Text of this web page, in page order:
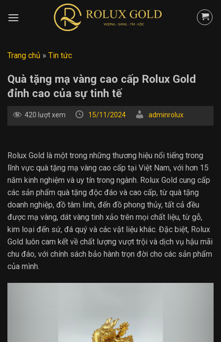
Trang chủ » Tin tức
Quà tặng mạ vàng cao cấp Rolux Gold
đỉnh cao của sự tinh tế
420 lượt xem 15/11/2024 adminrolux
Rolux Gold là một trong những thương hiệu nổi tiếng trong
lĩnh vực quà tặng mạ vàng cao cấp tại Việt Nam, với hơn 15
năm kinh nghiệm và uy tín trong ngành. Rolux Gold cung cấp
các sản phẩm quà tặng độc đáo và cao cấp, từ quà tặng
doanh nghiệp, đồ tâm linh, đến đồ phong thủy, tất cả đều
được mạ vàng, dát vàng tinh xảo trên mọi chất liệu, từ gỗ,
kim loại đến sứ, đá quý và các vật liệu khác. Đặc biệt, Rolux
Gold luôn cam kết về chất lượng vượt trội và dịch vụ hậu mãi
chu đáo, với chính sách bảo hành trọn đời cho các sản phẩm
của mình.